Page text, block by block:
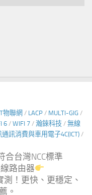
物聯網 / LACP / MULTI-GIG /
6 / WIFI 7 / 瀚錸科技 / 無線
通訊消費與車用電子4C(ICT) /
台灣NCC標準
路由器
測！更快、更穩定、
。